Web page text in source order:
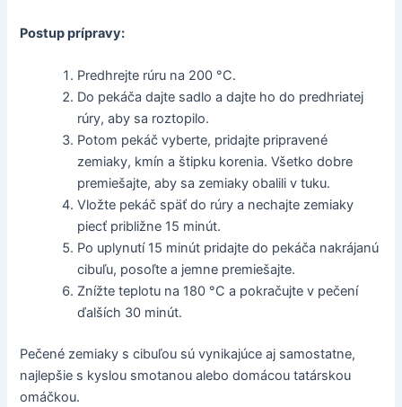
Postup prípravy:
Predhrejte rúru na 200 °C.
Do pekáča dajte sadlo a dajte ho do predhriatej
rúry, aby sa roztopilo.
Potom pekáč vyberte, pridajte pripravené
zemiaky, kmín a štipku korenia. Všetko dobre
premiešajte, aby sa zemiaky obalili v tuku.
Vložte pekáč späť do rúry a nechajte zemiaky
piecť približne 15 minút.
Po uplynutí 15 minút pridajte do pekáča nakrájanú
cibuľu, posoľte a jemne premiešajte.
Znížte teplotu na 180 °C a pokračujte v pečení
ďalších 30 minút.
Pečené zemiaky s cibuľou sú vynikajúce aj samostatne,
najlepšie s kyslou smotanou alebo domácou tatárskou
omáčkou.